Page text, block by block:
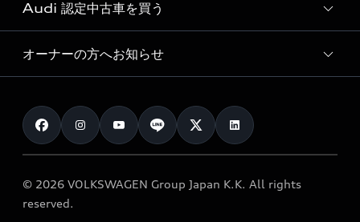
試乗予約
価格シミュレーション
車両比較
カタログ一覧
Audi collection
アウディナビアプリ
サービス入庫予約
サービスプログラム
メンテナンス
車検 / 定期点検
e-tronアフターサポート
myAudi
Audi 認定中古車を買う
Audi認定中古車
クオリティ
保証
メンテナンス
オーナーの方へお知らせ
お知らせ
オーナー様向けキャンペーン
特定整備適用車一覧
© 2026 VOLKSWAGEN Group Japan K.K. All rights
reserved.